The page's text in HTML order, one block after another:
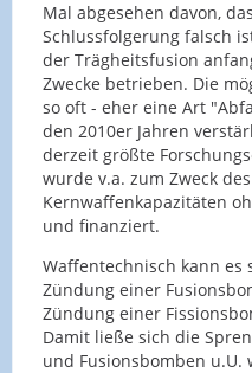
Mal abgesehen davon,
Schlussfolgerung falsch
der Trägheitsfusion
Zwecke betrieben. Die
so oft - eher eine Art
den 2010er Jahren
derzeit größte
wurde v.a. zum Zweck
Kernwaffenkapazitäten
und finanziert.
Waffentechnisch kann es
Zündung einer
Zündung einer
Damit ließe sich die
und Fusionsbomben